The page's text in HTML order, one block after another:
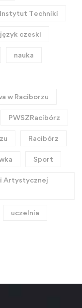
Instytut Techniki
język czeski
nauka
w Raciborzu
PWSZRacibórz
Racibórz
Sport
Artystycznej
uczelnia